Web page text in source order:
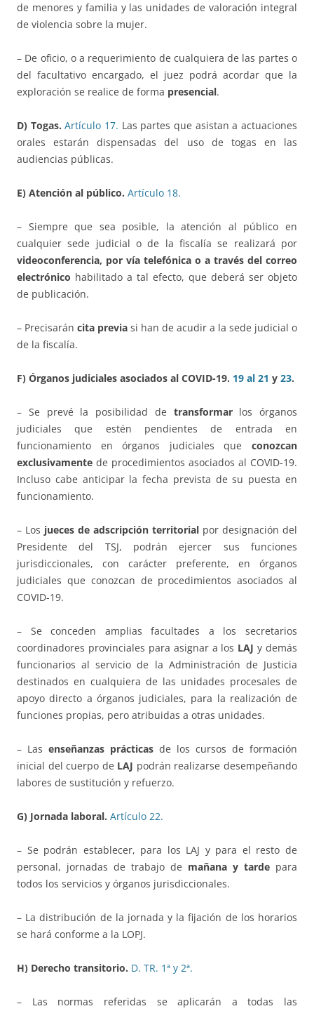
de menores y familia y las unidades de valoración integral
de violencia sobre la mujer.
– De oficio, o a requerimiento de cualquiera de las partes o
del facultativo encargado, el juez podrá acordar que la
exploración se realice de forma presencial.
D) Togas.Artículo 17. Las partes que asistan a actuaciones
orales estarán dispensadas del uso de togas en las
audiencias públicas.
E) Atención al público. Artículo 18.
– Siempre que sea posible, la atención al público en
cualquier sede judicial o de la fiscalía se realizará por
videoconferencia, por vía telefónica o a través del correo
electrónico habilitado a tal efecto, que deberá ser objeto
de publicación.
– Precisarán cita previa si han de acudir a la sede judicial o
de la fiscalía.
F) Órganos judiciales asociados al COVID-19. 19 al 21 y 23.
– Se prevé la posibilidad de transformarlos órganos
judiciales que estén pendientes de entrada en
funcionamiento en órganos judiciales que conozcan
exclusivamente de procedimientos asociados al COVID-19.
Incluso cabe anticipar la fecha prevista de su puesta en
funcionamiento.
– Los jueces de adscripción territorial por designación del
Presidente del TSJ, podrán ejercer sus funciones
jurisdiccionales, con carácter preferente, en órganos
judiciales que conozcan de procedimientos asociados al
COVID-19.
– Se conceden amplias facultades a los secretarios
coordinadores provinciales para asignar a los LAJy demás
funcionarios al servicio de la Administración de Justicia
destinados en cualquiera de las unidades procesales de
apoyo directo a órganos judiciales, para la realización de
funciones propias, pero atribuidas a otras unidades.
– Las enseñanzas prácticas de los cursos de formación
inicial del cuerpo de LAJ podrán realizarse desempeñando
labores de sustitución y refuerzo.
G) Jornada laboral. Artículo 22.
– Se podrán establecer, para los LAJ y para el resto de
personal, jornadas de trabajo de mañana y tarde para
todos los servicios y órganos jurisdiccionales.
– La distribución de la jornada y la fijación de los horarios
se hará conforme a la LOPJ.
H) Derecho transitorio. D. TR. 1ª y 2ª.
– Las normas referidas se aplicarán a todas las